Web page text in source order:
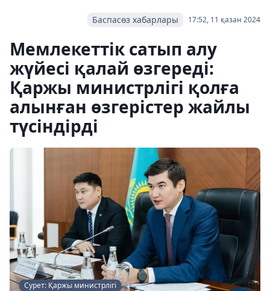
17:52, 11 қазан 2024
Баспасөз хабарлары
Мемлекеттік сатып алу
жүйесі қалай өзгереді:
Қаржы министрлігі қолға
алынған өзгерістер жайлы
түсіндірді
Сурет: Қаржы министрлігі